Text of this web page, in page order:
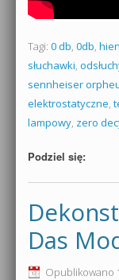
Tagi: 0 db, 0db,
słuchawki,
sennheiser
elektrostatyczne,
lampowy, zero
Podziel się:
Das
Opublikowano